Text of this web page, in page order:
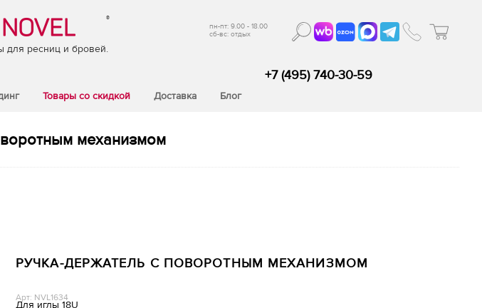
®
для ресниц и бровей.
пн-пт: 9.00 - 18.00
сб-вс: отдых
Товары со скидкой Доставка Блог
+7 (495) 740-30-59
механизмом
РУЧКА-ДЕРЖАТЕЛЬ С ПОВОРОТНЫМ МЕХАНИЗМОМ
Арт: NVL1634
Для иглы 18U